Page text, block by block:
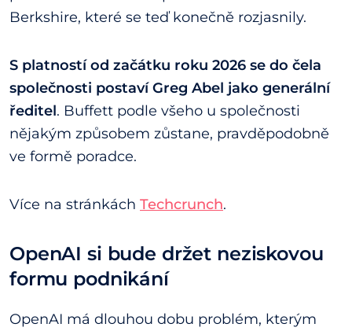
Berkshire, které se teď konečně rozjasnily.
S platností od začátku roku 2026 se do čela
společnosti postaví Greg Abel jako generální
ředitel. Buffett podle všeho u společnosti
nějakým způsobem zůstane, pravděpodobně
ve formě poradce.
Více na stránkách Techcrunch.
OpenAI si bude držet neziskovou
formu podnikání
OpenAI má dlouhou dobu problém, kterým